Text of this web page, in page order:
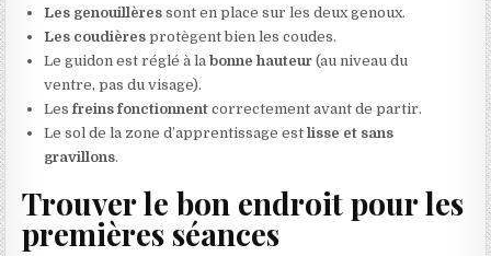
Les genouillères sont en place sur les deux genoux.
Les coudières protègent bien les coudes.
Le guidon est réglé à labonne hauteur (au niveau du
ventre, pas du visage).
Lesfreins fonctionnent correctement avant de partir.
Le sol de la zone d’apprentissage estlisse et sans
gravillons.
Trouver le bon endroit pour les
premières séances